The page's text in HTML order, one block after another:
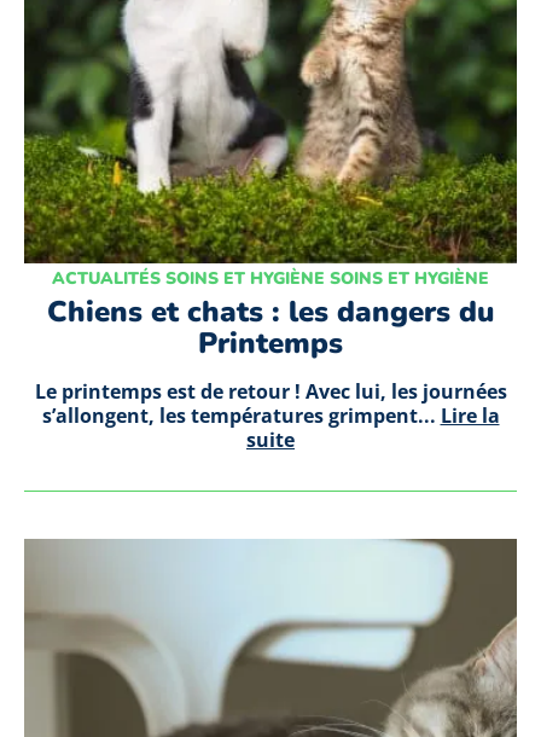
ACTUALITÉS SOINS ET HYGIÈNE SOINS ET HYGIÈNE
Chiens et chats : les dangers du
Printemps
Le printemps est de retour ! Avec lui, les journées
s’allongent, les températures grimpent... Lire la
suite